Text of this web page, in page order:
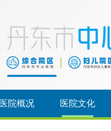
医院概况 医院文化